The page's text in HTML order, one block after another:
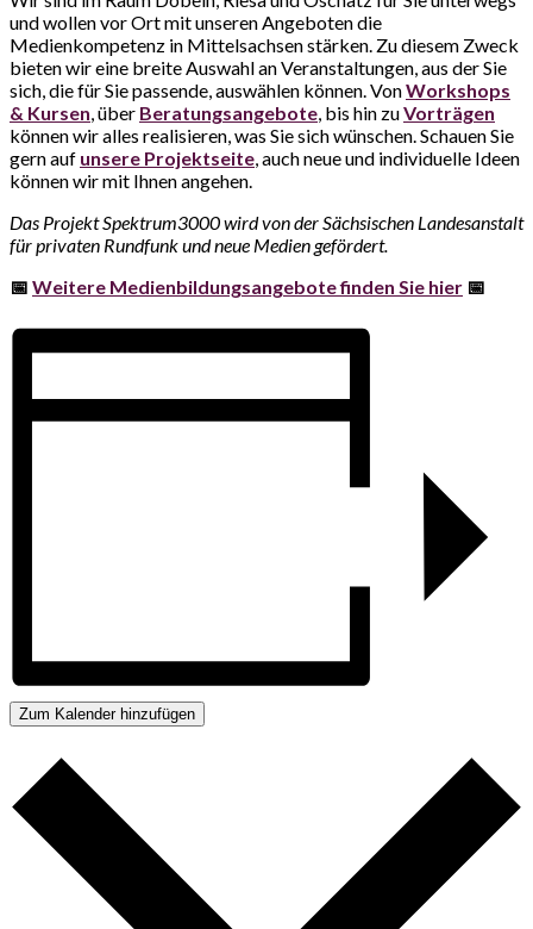
und wollen vor Ort mit unseren Angeboten die
Medienkompetenz in Mittelsachsen stärken. Zu diesem Zweck
bieten wir eine breite Auswahl an Veranstaltungen, aus der Sie
sich, die für Sie passende, auswählen können. VonWorkshops
& Kursen , über Beratungsangebote , bis hin zuVorträgen
können wir alles realisieren, was Sie sich wünschen. Schauen Sie
gern auf unsere Projektseite , auch neue und individuelle Ideen
können wir mit Ihnen angehen.
Das Projekt Spektrum3000 wird von der Sächsischen Landesanstalt
für privaten Rundfunk und neue Medien gefördert.
📅 Weitere Medienbildungsangebote finden Sie hier 📅
Zum Kalender hinzufügen